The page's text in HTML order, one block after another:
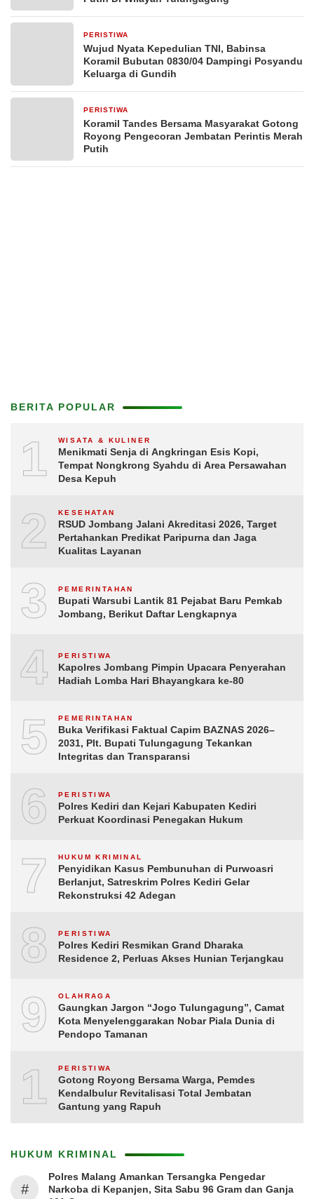
PERISTIWA
Wujud Nyata Kepedulian TNI, Babinsa
Koramil Bubutan 0830/04 Dampingi Posyandu
Keluarga di Gundih
PERISTIWA
Koramil Tandes Bersama Masyarakat Gotong
Royong Pengecoran Jembatan Perintis Merah
Putih
BERITA POPULAR
1 WISATA & KULINER
Menikmati Senja di Angkringan Esis Kopi,
Tempat Nongkrong Syahdu di Area Persawahan
Desa Kepuh
2 KESEHATAN
RSUD Jombang Jalani Akreditasi 2026, Target
Pertahankan Predikat Paripurna dan Jaga
Kualitas Layanan
3 PEMERINTAHAN
Bupati Warsubi Lantik 81 Pejabat Baru Pemkab
Jombang, Berikut Daftar Lengkapnya
4 PERISTIWA
Kapolres Jombang Pimpin Upacara Penyerahan
Hadiah Lomba Hari Bhayangkara ke-80
5 PEMERINTAHAN
Buka Verifikasi Faktual Capim BAZNAS 2026–
2031, Plt. Bupati Tulungagung Tekankan
Integritas dan Transparansi
6 PERISTIWA
Polres Kediri dan Kejari Kabupaten Kediri
Perkuat Koordinasi Penegakan Hukum
7 HUKUM KRIMINAL
Penyidikan Kasus Pembunuhan di Purwoasri
Berlanjut, Satreskrim Polres Kediri Gelar
Rekonstruksi 42 Adegan
8 PERISTIWA
Polres Kediri Resmikan Grand Dharaka
Residence 2, Perluas Akses Hunian Terjangkau
9 OLAHRAGA
Gaungkan Jargon “Jogo Tulungagung”, Camat
Kota Menyelenggarakan Nobar Piala Dunia di
Pendopo Tamanan
10PERISTIWA
Gotong Royong Bersama Warga, Pemdes
Kendalbulur Revitalisasi Total Jembatan
Gantung yang Rapuh
HUKUM KRIMINAL
#
Polres Malang Amankan Tersangka Pengedar
Narkoba di Kepanjen, Sita Sabu 96 Gram dan Ganja